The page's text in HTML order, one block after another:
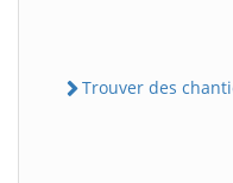
Trouver des